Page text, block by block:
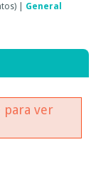
General
para ver